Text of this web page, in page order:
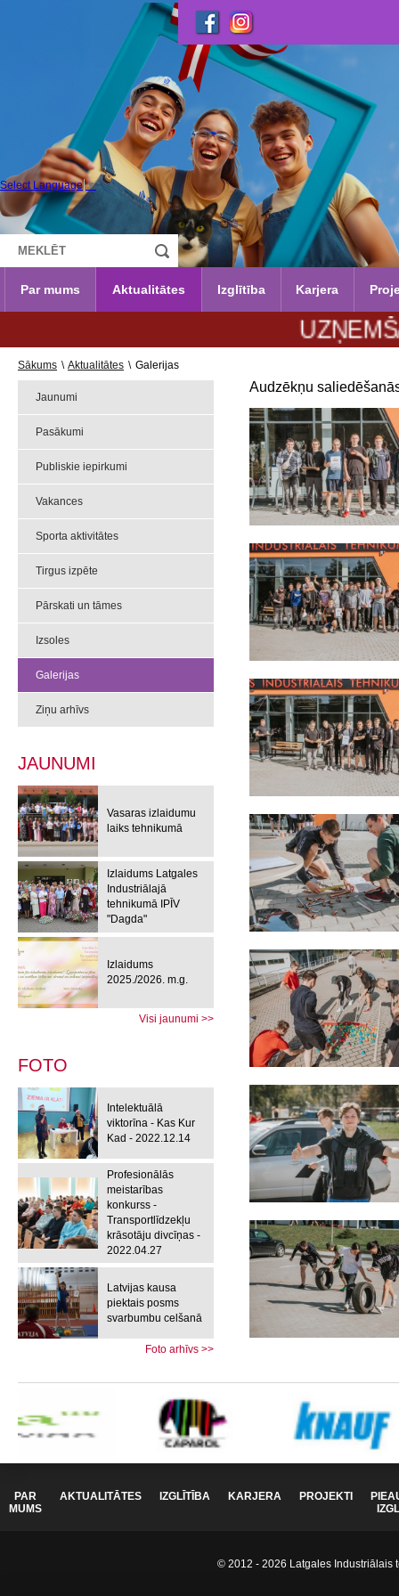
Select Language ▼
Par mums Aktualitātes Izglītība Karjera
Sākums \ Aktualitātes \ Galerijas
Jaunumi
Pasākumi
Publiskie iepirkumi
Vakances
Sporta aktivitātes
Tirgus izpēte
Pārskati un tāmes
Izsoles
Galerijas
Ziņu arhīvs
JAUNUMI
Vasaras izlaidumu
laiks tehnikumā
Izlaidums Latgales
Industriālajā
tehnikumā IPĪV
"Dagda"
Izlaidums
2025./2026. m.g.
Visi jaunumi >>
FOTO
Intelektuālā
viktorīna - Kas Kur
Kad - 2022.12.14
Profesionālās
meistarības
konkurss -
Transportlīdzekļu
krāsotāju divcīņas -
2022.04.27
Latvijas kausa
piektais posms
svarbumbu celšanā
Foto arhīvs >>
Audzēkņu
PAR
MUMS
AKTUALITĀTES IZGLĪTĪBA KARJERA PROJEKTI
© 2012 - 2026 Latgales Industriālais